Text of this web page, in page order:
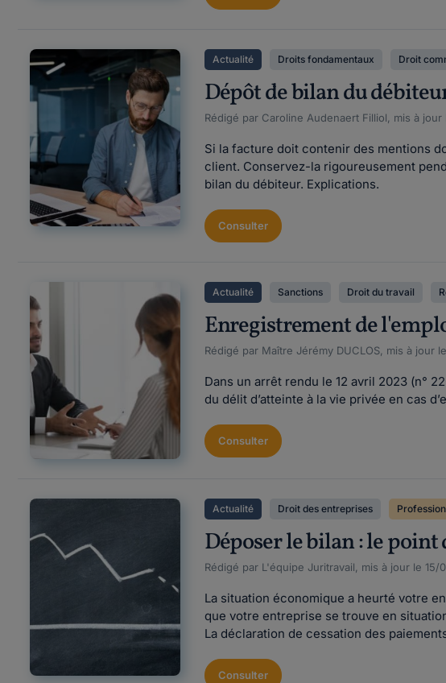
Actualité Droits fondamentaux Droit
Dépôt de bilan du
Rédigé par Caroline Audenaert Filliol, mis à
Si la facture doit contenir des mentions
client. Conservez-la rigoureusement
bilan du débiteur. Explications.
Consulter
Actualité Sanctions Droit du travail
Enregistrement de
Rédigé par Maître Jérémy DUCLOS, mis à jour
Dans un arrêt rendu le 12 avril 2023 (n°
du délit d’atteinte à la vie privée en cas
Consulter
Actualité Droit des entreprises
Déposer le bilan : le
Rédigé par L'équipe Juritravail, mis à jour le 15/
La situation économique a heurté votre
que votre entreprise se trouve en
La déclaration de cessation des
Consulter